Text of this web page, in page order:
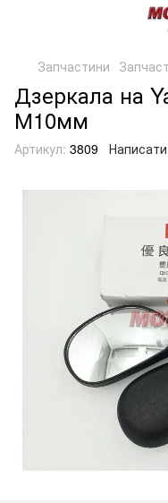
Запчастини
Дзеркала на
М10мм
Артикул: 3809 Написати